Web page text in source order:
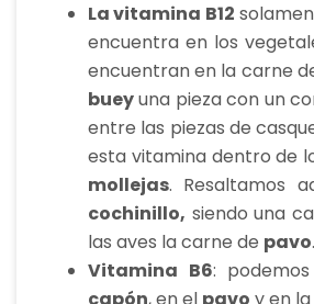
La vitamina B12
encuentra en los
encuentran en la carne
bueyuna pieza con un
entre las piezas de
esta vitamina dentro de
mollejas. Resaltamos
cochinillo, siendo una
las aves la carne de pavo.
Vitamina B6: